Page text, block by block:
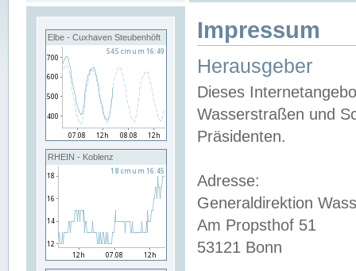
Elbe - Cuxhaven Steubenhöft
RHEIN - Koblenz
Impressum
Herausgeber
Dieses
Wasserstraßen und
Präsidenten.
Adresse:
Generaldirektion
Am Propsthof 51
53121 Bonn